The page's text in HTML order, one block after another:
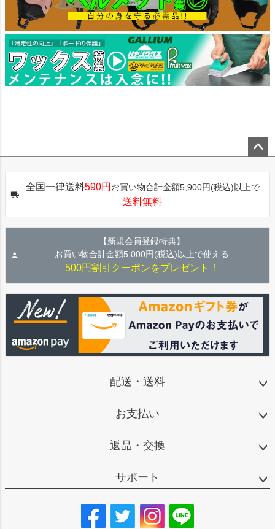
ップ
全国一律送料590円 お買い物合計金額5,900円(税込)以上で
送料無料
【新規会員登録特典】
お買い物合計金額5,000円(税込)以上で使える
500円割引クーポンをプレゼント！
配送・送料
お支払い
返品・交換
サポート